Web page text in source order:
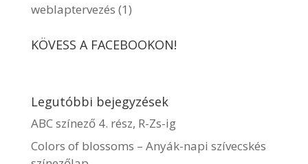
weblaptervezés (1)
KÖVESS A FACEBOOKON!
Legutóbbi bejegyzések
ABC színező 4. rész, R-Zs-ig
Colors of blossoms – Anyák-napi szívecskés